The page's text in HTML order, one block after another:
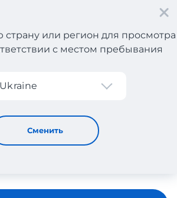
страну или регион для просмотра
с местом пребывания
Ukraine
Сменить